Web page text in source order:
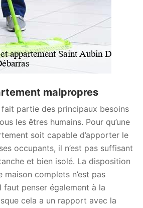
malpropres
fait partie des principaux besoins
les êtres humains. Pour qu’une
soit capable d’apporter le
occupants, il n’est pas suffisant
et bien isolé. La disposition
maison complets n’est pas
faut penser également à la
cela a un rapport avec la